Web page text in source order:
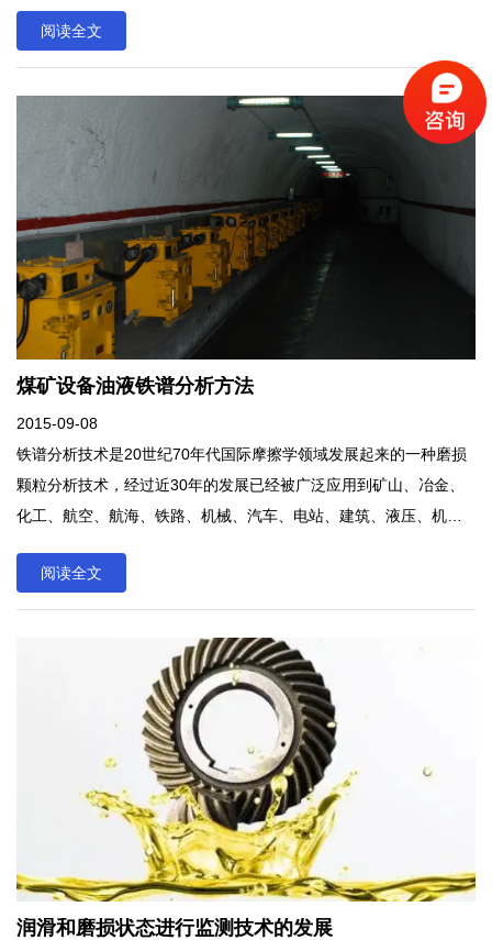
术。阅读全文
煤矿设备油液铁谱分析方法
2015-09-08
铁谱分析技术是20世纪70年代国际摩擦学领域发展起来的一种磨损
颗粒分析技术，经过近30年的发展已经被广泛应用到矿山、冶金、
化工、航空、航海、铁路、机械、汽车、电站、建筑、液压、机床
社会效益。
阅读全文
润滑和磨损状态进行监测技术的发展